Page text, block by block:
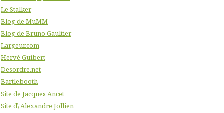
Le Stalker
Blog de MuMM
Blog de Bruno Gaultier
Largeur.com
Hervé Guibert
Desordre.net
Bartlebooth
Site de Jacques Ancet
Site d\'Alexandre Jollien